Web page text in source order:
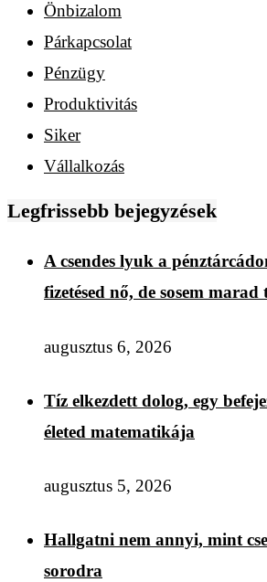
Önbizalom
Párkapcsolat
Pénzügy
Produktivitás
Siker
Vállalkozás
Legfrissebb bejegyzések
A csendes lyuk a
fizetésed nő, de sosem marad
augusztus 6, 2026
Tíz elkezdett dolog, egy
életed matematikája
augusztus 5, 2026
Hallgatni nem annyi, mint
sorodra